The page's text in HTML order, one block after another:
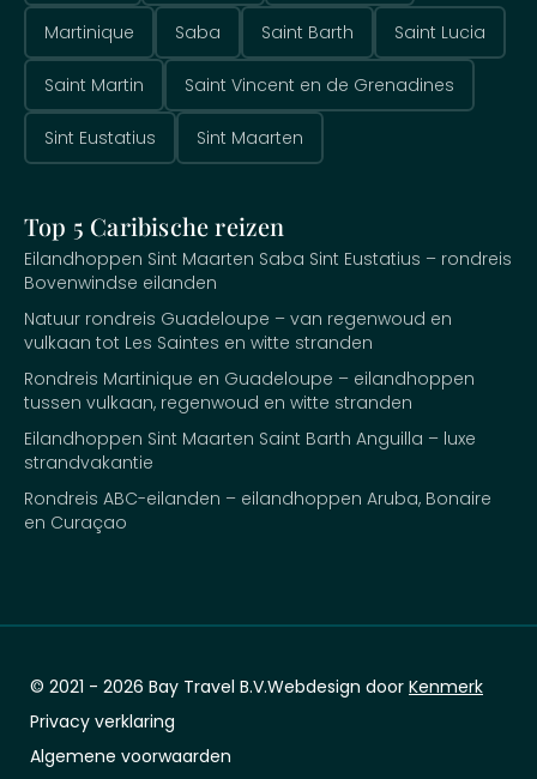
Martinique Saba Saint Barth Saint Lucia
Saint Martin Saint Vincent en de Grenadines
Sint Eustatius Sint Maarten
Top 5 Caribische reizen
Eilandhoppen Sint Maarten Saba Sint Eustatius – rondreis
Bovenwindse eilanden
Natuur rondreis Guadeloupe – van regenwoud en
vulkaan tot Les Saintes en witte stranden
Rondreis Martinique en Guadeloupe – eilandhoppen
tussen vulkaan, regenwoud en witte stranden
Eilandhoppen Sint Maarten Saint Barth Anguilla – luxe
strandvakantie
Rondreis ABC-eilanden – eilandhoppen Aruba, Bonaire
en Curaçao
© 2021 - 2026 Bay Travel B.V.
Privacy verklaring
Algemene voorwaarden
Webdesign door Kenmerk